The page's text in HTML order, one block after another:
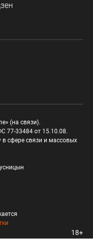
(на связи).
77-33484 от 15.10.08.
сфере связи и массовых
18+